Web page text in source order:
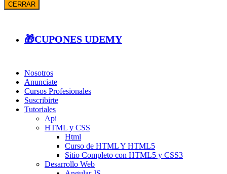
CERRAR
🎁CUPONES UDEMY
Nosotros
Anunciate
Cursos Profesionales
Suscribirte
Tutoriales
Api
HTML y CSS
Html
Curso de HTML Y HTML5
Sitio Completo con HTML5 y CSS3
Desarrollo Web